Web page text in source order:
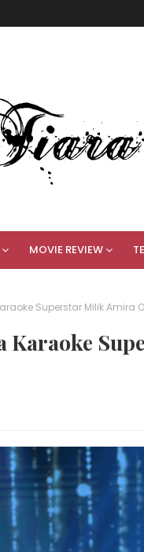
MOVIE REVIEW
Superstar Milik Amira
Karaoke